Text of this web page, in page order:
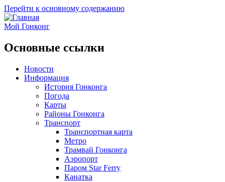
Перейти к основному содержанию
Мой Гонконг
Основные ссылки
Новости
Информация
История Гонконга
Погода
Карты
Районы Гонконга
Транспорт
Транспортная карта
Метро
Трамвай Гонконга
Аэропорт
Паром Star Ferry
Канатка